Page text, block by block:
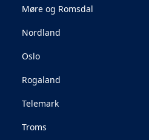
Møre og Romsdal
Nordland
Oslo
Rogaland
Telemark
Troms